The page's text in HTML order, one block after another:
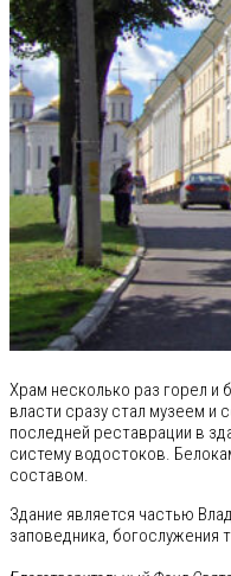
Храм несколько раз горел и
власти сразу стал музеем и
последней реставрации в
систему водостоков.
составом.
Здание является частью
заповедника, богослужения